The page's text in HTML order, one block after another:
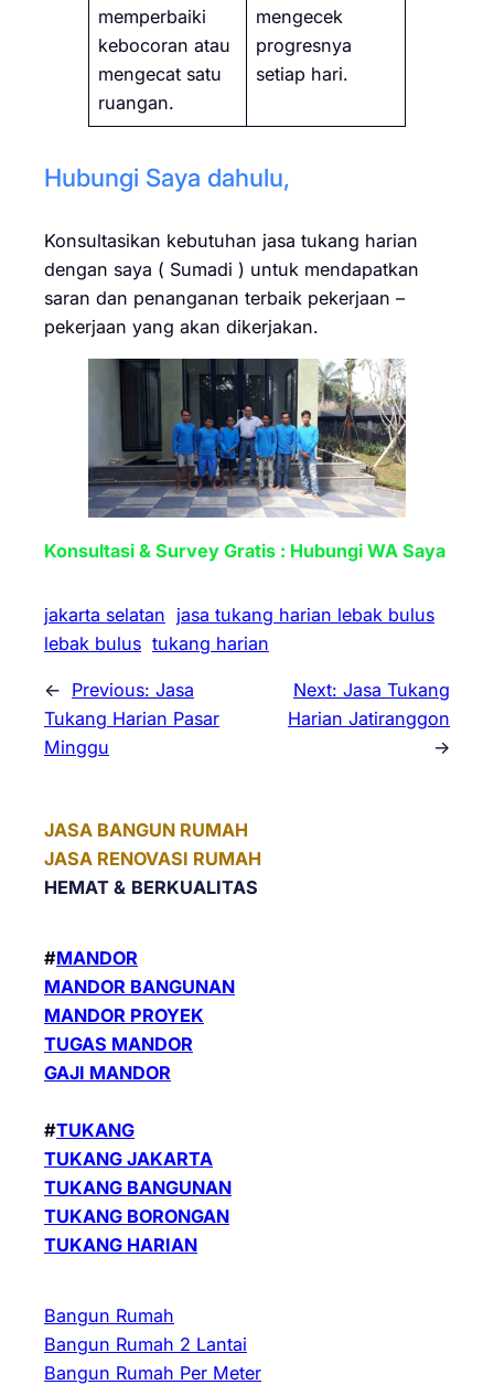
memperbaiki
kebocoran atau
mengecat satu
ruangan.
mengecek
progresnya
setiap hari.
Hubungi Saya dahulu,
Konsultasikan kebutuhan jasa tukang harian
dengan saya ( Sumadi ) untuk mendapatkan
saran dan penanganan terbaik pekerjaan –
pekerjaan yang akan dikerjakan.
Konsultasi & Survey Gratis : Hubungi WA Saya
jakarta selatan jasa tukang harian lebak bulus
lebak bulus tukang harian
← Previous: Jasa
Tukang Harian Pasar
Minggu
Next: Jasa Tukang
Harian Jatiranggon
→
JASA BANGUN RUMAH
JASA RENOVASI RUMAH
HEMAT & BERKUALITAS
#MANDOR
MANDOR BANGUNAN
MANDOR PROYEK
TUGAS MANDOR
GAJI MANDOR
#TUKANG
TUKANG JAKARTA
TUKANG BANGUNAN
TUKANG BORONGAN
TUKANG HARIAN
Bangun Rumah
Bangun Rumah 2 Lantai
Bangun Rumah Per Meter